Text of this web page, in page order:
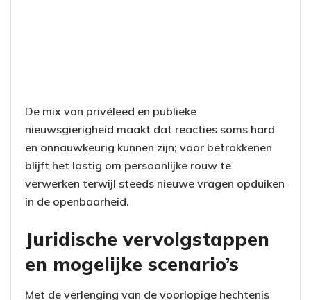
De mix van privéleed en publieke
nieuwsgierigheid maakt dat reacties soms hard
en onnauwkeurig kunnen zijn; voor betrokkenen
blijft het lastig om persoonlijke rouw te
verwerken terwijl steeds nieuwe vragen opduiken
in de openbaarheid.
Juridische vervolgstappen
en mogelijke scenario’s
Met de verlenging van de voorlopige hechtenis